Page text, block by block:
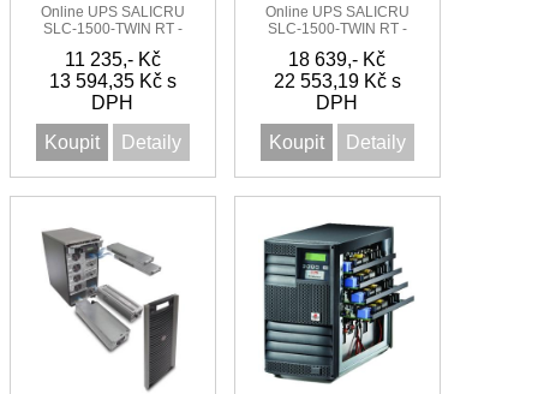
Online UPS SALICRU
SLC-1500-TWIN RT -
11 235,- Kč
13 594,35 Kč s
DPH
Koupit
Detaily
Online UPS SALICRU
SLC-1500-TWIN RT -
18 639,- Kč
22 553,19 Kč s
DPH
Koupit
Detaily